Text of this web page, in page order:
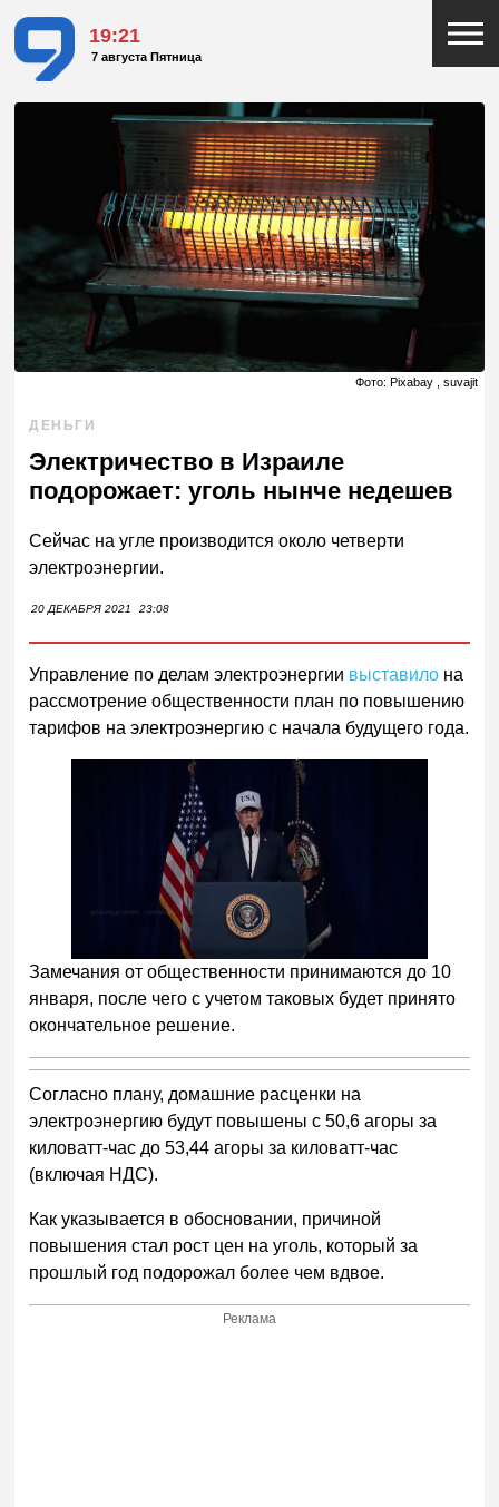
19:21
7 августа Пятница
Фото: Pixabay , suvajit
ДЕНЬГИ
Электричество в Израиле
подорожает: уголь нынче недешев
Сейчас на угле производится около четверти
электроэнергии.
20 ДЕКАБРЯ 2021 23:08
Управление по делам электроэнергии выставило на
рассмотрение общественности план по повышению
тарифов на электроэнергию с начала будущего года.
Следующее видео через
5
Отмена
Замечания от общественности принимаются до 10
января, после чего с учетом таковых будет принято
окончательное решение.
Согласно плану, домашние расценки на
электроэнергию будут повышены с50,6 агоры за
киловатт-час до 53,44 агоры за киловатт-час
(включая НДС).
Как указывается в обосновании, причиной
повышения стал рост цен на уголь, который за
прошлый год подорожал более чем вдвое.
Реклама